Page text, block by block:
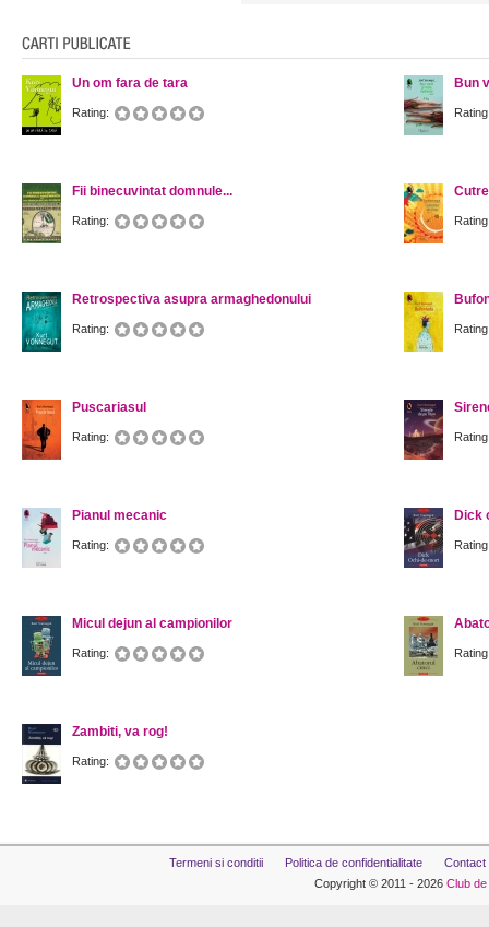
Un om fara de tara
Rating:
Bun
Fii binecuvintat domnule...
Rating:
Retrospectiva asupra armaghedonului
Rating:
Puscariasul
Rating:
Pianul mecanic
Rating:
Dick
Micul dejun al campionilor
Rating:
Zambiti, va rog!
Rating:
Termeni si conditii Politica de confidentialitate
Contact
Copyright © 2011 - 2026 Club